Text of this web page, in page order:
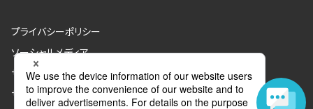
プライバシーポリシー
ソーシャルメディア
サイトのご利用について
サイトマップ